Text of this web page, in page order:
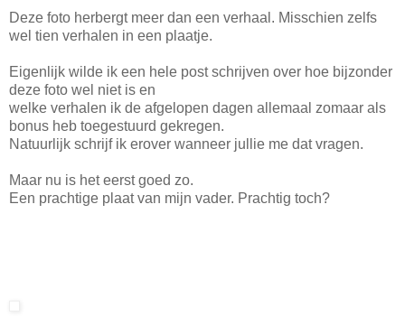
Deze foto herbergt meer dan een verhaal. Misschien zelfs
wel tien verhalen in een plaatje.
Eigenlijk wilde ik een hele post schrijven over hoe bijzonder
deze foto wel niet is en
welke verhalen ik de afgelopen dagen allemaal zomaar als
bonus heb toegestuurd gekregen.
Natuurlijk schrijf ik erover wanneer jullie me dat vragen.
Maar nu is het eerst goed zo.
Een prachtige plaat van mijn vader. Prachtig toch?